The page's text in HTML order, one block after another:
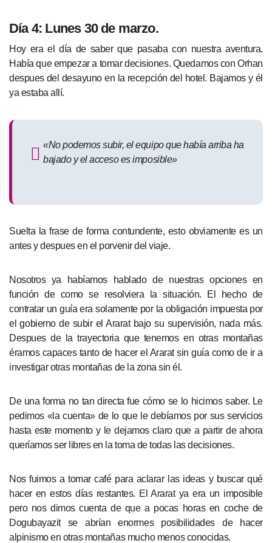
Día 4: Lunes 30 de marzo.
Hoy era el día de saber que pasaba con nuestra aventura.
Había que empezar a tomar decisiones. Quedamos con Orhan
despues del desayuno en la recepción del hotel. Bajamos y él
ya estaba allí.
«No podemos subir, el equipo que había arriba ha
bajado y el acceso es imposible»
Suelta la frase de forma contundente, esto obviamente es un
antes y despues en el porvenir del viaje.
Nosotros ya habíamos hablado de nuestras opciones en
función de como se resolviera la situación. El hecho de
contratar un guía era solamente por la obligación impuesta por
el gobierno de subir el Ararat bajo su supervisión, nada más.
Despues de la trayectoria que tenemos en otras montañas
éramos capaces tanto de hacer el Ararat sin guía como de ir a
investigar otras montañas de la zona sin él.
De una forma no tan directa fue cómo se lo hicimos saber. Le
pedimos «la cuenta» de lo que le debíamos por sus servicios
hasta este momento y le dejamos claro que a partir de ahora
queríamos ser libres en la toma de todas las decisiones.
Nos fuimos a tomar café para aclarar las ideas y buscar qué
hacer en estos días restantes. El Ararat ya era un imposible
pero nos dimos cuenta de que a pocas horas en coche de
Dogubayazit se abrían enormes posibilidades de hacer
alpinismo en otras montañas mucho menos conocidas.